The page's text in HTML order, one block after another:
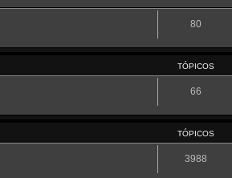
80
TÓPICOS
66
TÓPICOS
3988